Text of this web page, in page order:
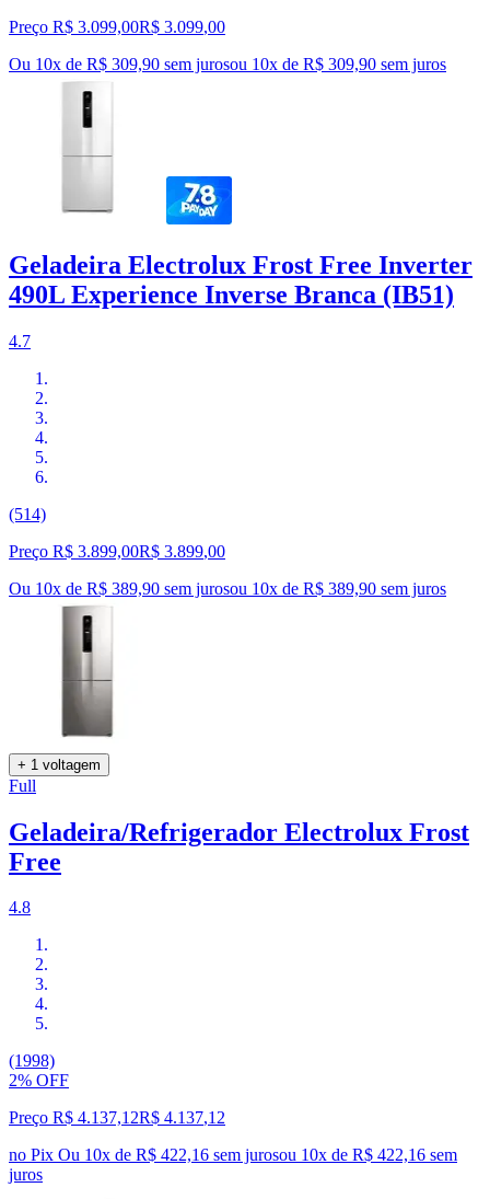
Preço R$ 3.099,00R$ 3.099,00
Ou 10x de R$ 309,90 sem jurosou 10x de R$ 309,90 sem juros
Geladeira Electrolux Frost Free Inverter
490L Experience Inverse Branca (IB51)
4.7
(514)
Preço R$ 3.899,00R$ 3.899,00
Ou 10x de R$ 389,90 sem jurosou 10x de R$ 389,90 sem juros
+ 1 voltagem
Full
Geladeira/Refrigerador Electrolux Frost
Free
4.8
(1998)
2% OFF
Preço R$ 4.137,12R$ 4.137,12
no Pix Ou 10x de R$ 422,16 sem jurosou 10x de R$ 422,16 sem
juros